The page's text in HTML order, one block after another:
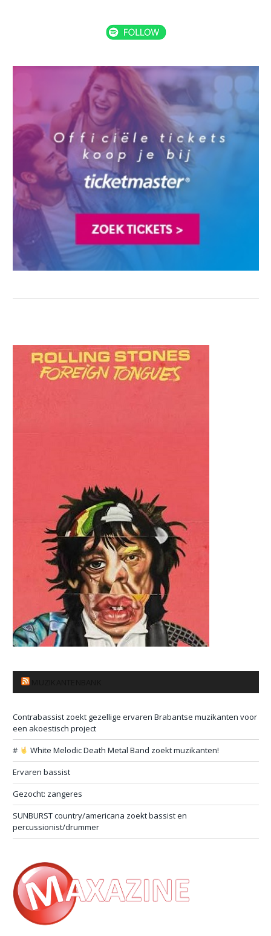
Contrabassist zoekt gezellige ervaren Brabantse muzikanten voor
een akoestisch project
#
White Melodic Death Metal Band zoekt muzikanten!
Ervaren bassist
Gezocht: zangeres
SUNBURST country/americana zoekt bassist en
percussionist/drummer